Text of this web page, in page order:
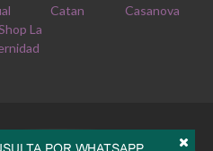
Catan
Casanova
La